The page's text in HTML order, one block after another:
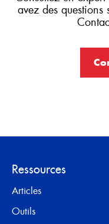
avez des questions
Ressources
Articles
Outils